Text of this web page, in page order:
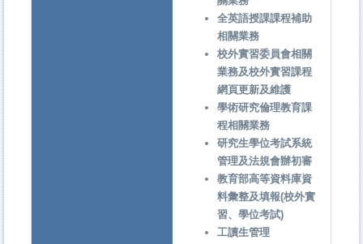
全英語授課課程補助
相關業務
校外實習委員會相關
業務及校外實習課程
網頁更新及維護
學術研究倫理教育課
程相關業務
研究生學位考試系統
管理及法規會辦初審
教育部高等資料庫資
料彙整及填報(校外實
習、學位考試)
工讀生管理